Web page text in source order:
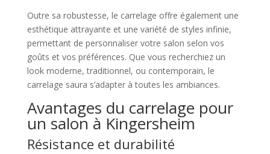
Outre sa robustesse, le carrelage offre également une
esthétique attrayante et une variété de styles infinie,
permettant de personnaliser votre salon selon vos
goûts et vos préférences. Que vous recherchiez un
look moderne, traditionnel, ou contemporain, le
carrelage saura s’adapter à toutes les ambiances.
Avantages du carrelage pour
un salon à Kingersheim
Résistance et durabilité